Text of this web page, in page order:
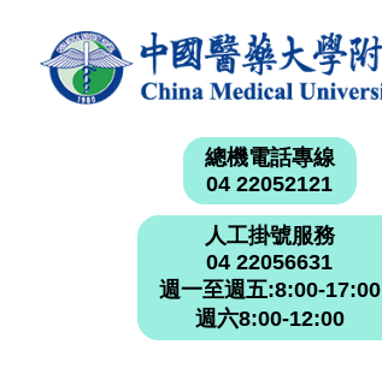
總機電話專線
04 22052121
人工掛號服務
04 22056631
週一至週五:8:00-17:00
週六8:00-12:00